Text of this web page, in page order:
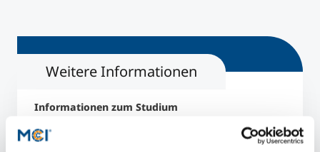
Weitere Informationen
Informationen zum Studium
Online